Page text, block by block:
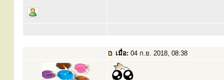
เมื่อ: 04 ก.ย. 2018, 08:38